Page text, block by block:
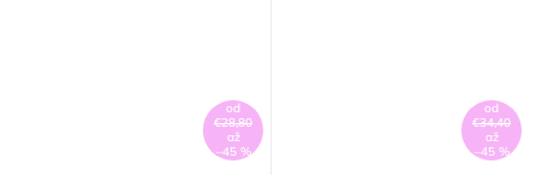
od
€28,80
až
–45 %
od
€34,40
až
–45 %